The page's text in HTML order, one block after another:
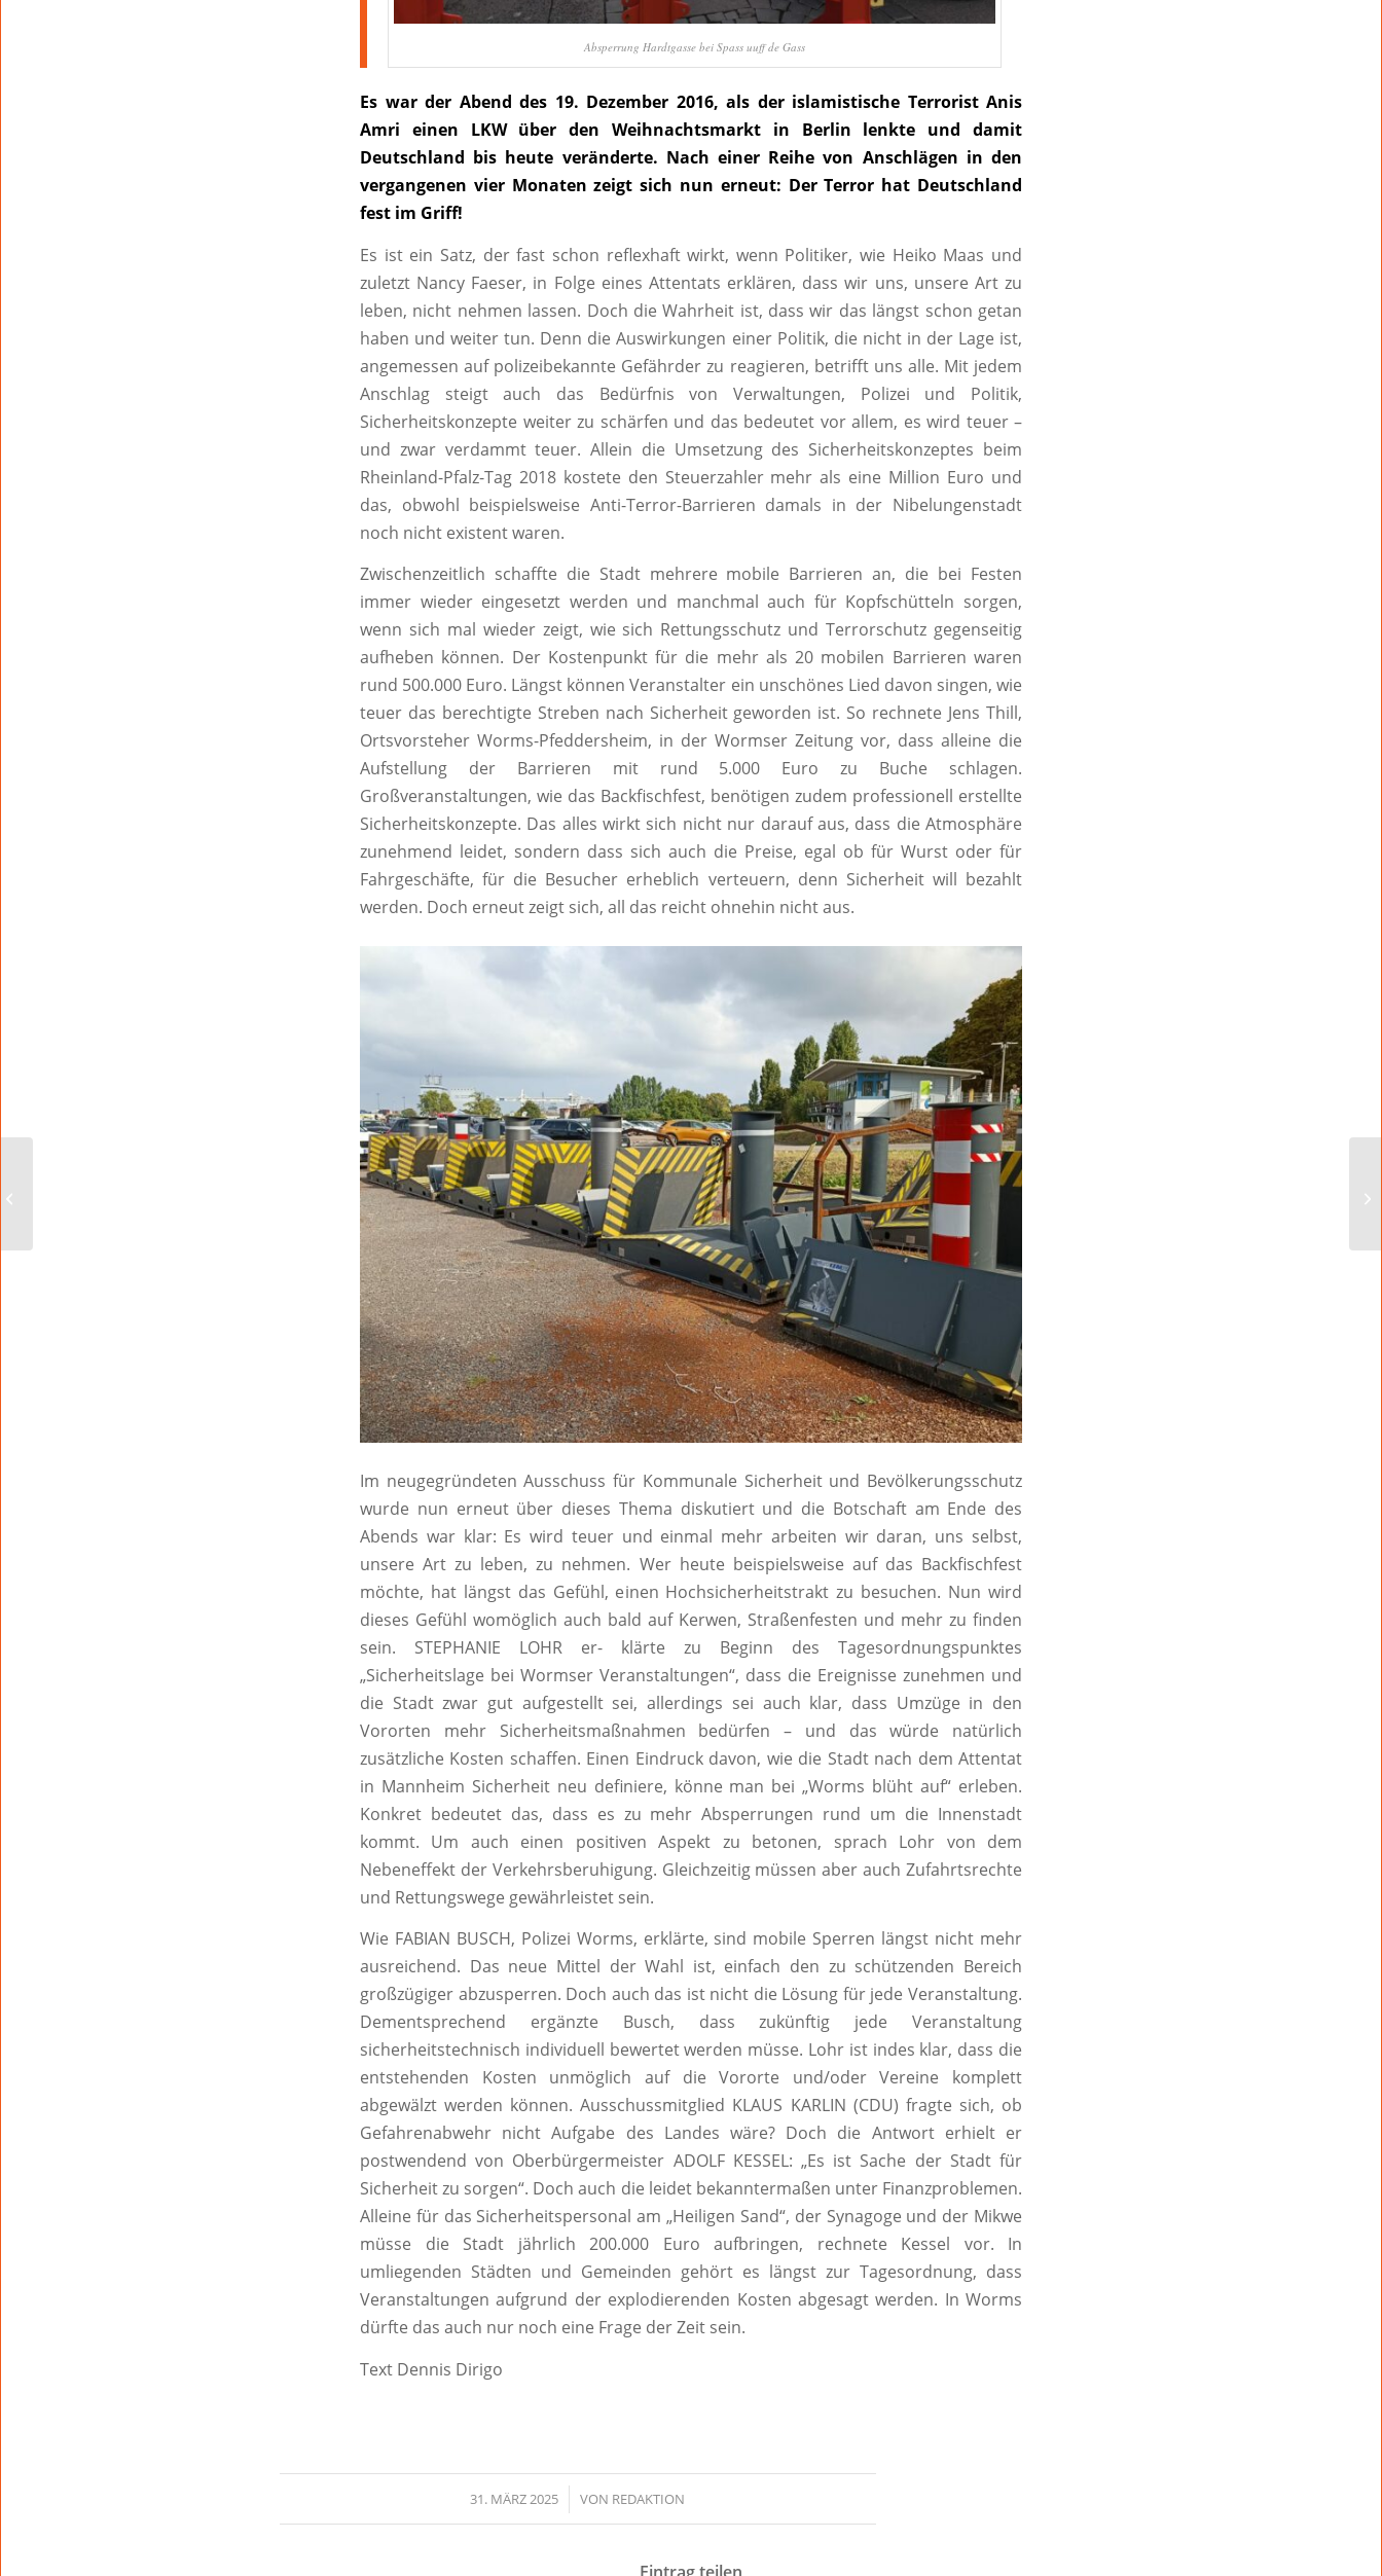
Absperrung Hardtgasse bei Spass uuff de Gass
Es war der Abend des 19. Dezember 2016, als der islamistische Terrorist Anis
Amri einen LKW über den Weihnachtsmarkt in Berlin lenkte und damit
Deutschland bis heute veränderte. Nach einer Reihe von Anschlägen in den
vergangenen vier Monaten zeigt sich nun erneut: Der Terror hat Deutschland
fest im Griff!
Es ist ein Satz, der fast schon reflexhaft wirkt, wenn Politiker, wie Heiko Maas und
zuletzt Nancy Faeser, in Folge eines Attentats erklären, dass wir uns, unsere Art zu
leben, nicht nehmen lassen. Doch die Wahrheit ist, dass wir das längst schon getan
haben und weiter tun. Denn die Auswirkungen einer Politik, die nicht in der Lage ist,
angemessen auf polizeibekannte Gefährder zu reagieren, betrifft uns alle. Mit jedem
Anschlag steigt auch das Bedürfnis von Verwaltungen, Polizei und Politik,
Sicherheitskonzepte weiter zu schärfen und das bedeutet vor allem, es wird teuer –
und zwar verdammt teuer. Allein die Umsetzung des Sicherheitskonzeptes beim
Rheinland-Pfalz-Tag 2018 kostete den Steuerzahler mehr als eine Million Euro und
das, obwohl beispielsweise Anti-Terror-Barrieren damals in der Nibelungenstadt
noch nicht existent waren.
Zwischenzeitlich schaffte die Stadt mehrere mobile Barrieren an, die bei Festen
immer wieder eingesetzt werden und manchmal auch für Kopfschütteln sorgen,
wenn sich mal wieder zeigt, wie sich Rettungsschutz und Terrorschutz gegenseitig
aufheben können. Der Kostenpunkt für die mehr als 20 mobilen Barrieren waren
rund 500.000 Euro. Längst können Veranstalter ein unschönes Lied davon singen, wie
teuer das berechtigte Streben nach Sicherheit geworden ist. So rechnete Jens Thill,
Ortsvorsteher Worms-Pfeddersheim, in der Wormser Zeitung vor, dass alleine die
Aufstellung der Barrieren mit rund 5.000 Euro zu Buche schlagen.
Großveranstaltungen, wie das Backfischfest, benötigen zudem professionell erstellte
Sicherheitskonzepte. Das alles wirkt sich nicht nur darauf aus, dass die Atmosphäre
zunehmend leidet, sondern dass sich auch die Preise, egal ob für Wurst oder für
Fahrgeschäfte, für die Besucher erheblich verteuern, denn Sicherheit will bezahlt
werden. Doch erneut zeigt sich, all das reicht ohnehin nicht aus.
Im neugegründeten Ausschuss für Kommunale Sicherheit und Bevölkerungsschutz
wurde nun erneut über dieses Thema diskutiert und die Botschaft am Ende des
Abends war klar: Es wird teuer und einmal mehr arbeiten wir daran, uns selbst,
unsere Art zu leben, zu nehmen. Wer heute beispielsweise auf das Backfischfest
möchte, hat längst das Gefühl, einen Hochsicherheitstrakt zu besuchen. Nun wird
dieses Gefühl womöglich auch bald auf Kerwen, Straßenfesten und mehr zu finden
sein. STEPHANIE LOHR er- klärte zu Beginn des Tagesordnungspunktes
„Sicherheitslage bei Wormser Veranstaltungen“, dass die Ereignisse zunehmen und
die Stadt zwar gut aufgestellt sei, allerdings sei auch klar, dass Umzüge in den
Vororten mehr Sicherheitsmaßnahmen bedürfen – und das würde natürlich
zusätzliche Kosten schaffen. Einen Eindruck davon, wie die Stadt nach dem Attentat
in Mannheim Sicherheit neu definiere, könne man bei „Worms blüht auf“ erleben.
Konkret bedeutet das, dass es zu mehr Absperrungen rund um die Innenstadt
kommt. Um auch einen positiven Aspekt zu betonen, sprach Lohr von dem
Nebeneffekt der Verkehrsberuhigung. Gleichzeitig müssen aber auch Zufahrtsrechte
und Rettungswege gewährleistet sein.
Wie FABIAN BUSCH, Polizei Worms, erklärte, sind mobile Sperren längst nicht mehr
ausreichend. Das neue Mittel der Wahl ist, einfach den zu schützenden Bereich
großzügiger abzusperren. Doch auch das ist nicht die Lösung für jede Veranstaltung.
Dementsprechend ergänzte Busch, dass zukünftig jede Veranstaltung
sicherheitstechnisch individuell bewertet werden müsse. Lohr ist indes klar, dass die
entstehenden Kosten unmöglich auf die Vororte und/oder Vereine komplett
abgewälzt werden können. Ausschussmitglied KLAUS KARLIN (CDU) fragte sich, ob
Gefahrenabwehr nicht Aufgabe des Landes wäre? Doch die Antwort erhielt er
postwendend von Oberbürgermeister ADOLF KESSEL: „Es ist Sache der Stadt für
Sicherheit zu sorgen“. Doch auch die leidet bekanntermaßen unter Finanzproblemen.
Alleine für das Sicherheitspersonal am „Heiligen Sand“, der Synagoge und der Mikwe
müsse die Stadt jährlich 200.000 Euro aufbringen, rechnete Kessel vor. In
umliegenden Städten und Gemeinden gehört es längst zur Tagesordnung, dass
Veranstaltungen aufgrund der explodierenden Kosten abgesagt werden. In Worms
dürfte das auch nur noch eine Frage der Zeit sein.
Text Dennis Dirigo
31. MÄRZ 2025
/ VON REDAKTION
Eintrag teilen